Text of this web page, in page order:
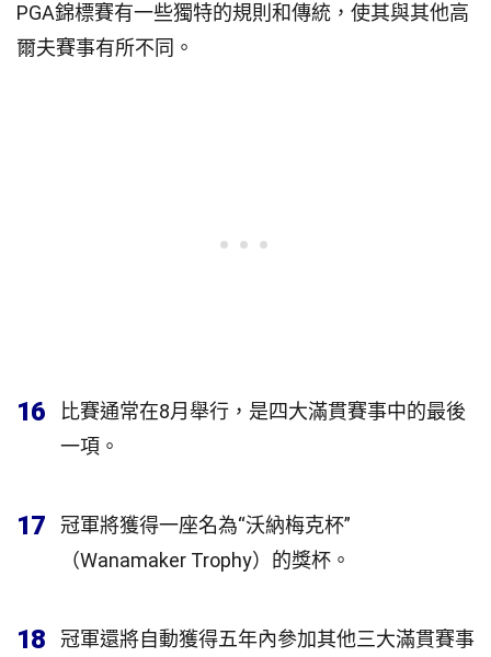
PGA錦標賽有一些獨特的規則和傳統，使其與其他高
爾夫賽事有所不同。
16
比賽通常在8月舉行，是四大滿貫賽事中的最後
一項。
17
冠軍將獲得一座名為“沃納梅克杯”
（Wanamaker Trophy）的獎杯。
18
冠軍還將自動獲得五年內參加其他三大滿貫賽事